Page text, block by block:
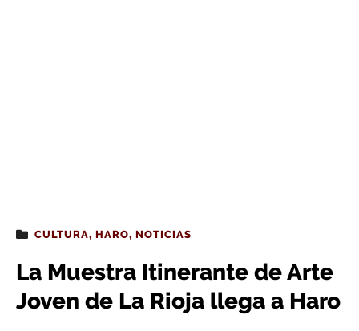
CULTURA, HARO, NOTICIAS
La Muestra Itinerante de Arte
Joven de La Rioja llega a Haro